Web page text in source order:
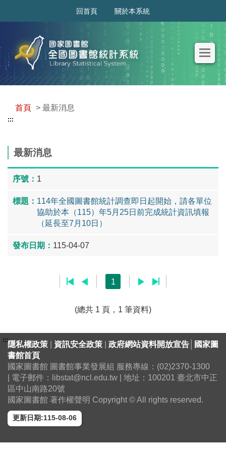
回首頁 關於本系統
首頁 > 最新消息
:::
最新消息
1
114年全國圖書館統計調查即日起開始，請各單位
協助於本（115）年5月25日前完成統計資訊填報
（延長至7月10日）
115-04-07
1
(總共 1 頁，1 筆資料)
:::隱私權政策 資訊安全政策 政府網站資料開放宣告
國家圖
書館首頁
國家圖書館 圖書館事業發展組 服務專線：(02)2370-1300
| 電子郵件：libstat@ncl.edu.tw | 地址：100201 臺北市中正
區中山南路20號
國家圖書館 著作權聲明 Copyright © All rights reserved.
更新日期:115-08-06